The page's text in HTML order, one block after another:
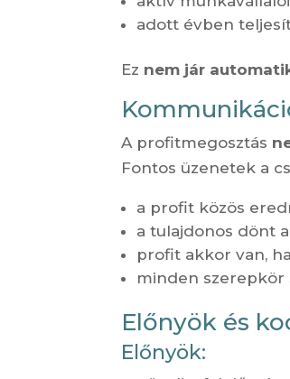
adott évben
Ez nem jár
A profitmegosztás
Fontos üzenetek a
a profit közös
a tulajdonos dönt
profit akkor van, ha
minden szerepkör
Előnyök és
Előnyök: